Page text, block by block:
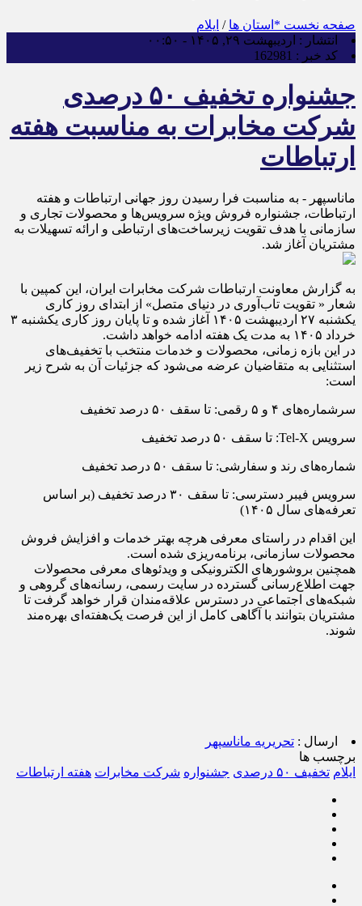
صفحه نخست *استان ها / ایلام
انتشار : اردیبهشت ۲۹, ۱۴۰۵ - ۰۰:۵۰
کد خبر : 162981
جشنواره تخفیف ۵۰ درصدی
شرکت مخابرات به مناسبت هفته
ارتباطات
ماناسپهر - به مناسبت فرا رسیدن روز جهانی ارتباطات و هفته
ارتباطات، جشنواره فروش ویژه سرویس‌ها و محصولات تجاری و
سازمانی با هدف تقویت زیرساخت‌های ارتباطی و ارائه تسهیلات به
مشتریان آغاز شد.
به گزارش معاونت ارتباطات شرکت مخابرات ایران، این کمپین با
شعار « تقویت تاب‌آوری در دنیای متصل» از ابتدای روز کاری
یکشنبه ۲۷ اردیبهشت ۱۴۰۵ آغاز شده و تا پایان روز کاری یکشنبه ۳
خرداد ۱۴۰۵ به مدت یک هفته ادامه خواهد داشت.
در این بازه زمانی، محصولات و خدمات منتخب با تخفیف‌های
استثنایی به متقاضیان عرضه می‌شود که جزئیات آن به شرح زیر
است:
سرشماره‌های ۴ و ۵ رقمی: تا سقف ۵۰ درصد تخفیف
سرویس Tel-X: تا سقف ۵۰ درصد تخفیف
شماره‌های رند و سفارشی: تا سقف ۵۰ درصد تخفیف
سرویس فیبر دسترسی: تا سقف ۳۰ درصد تخفیف (بر اساس
تعرفه‌های سال ۱۴۰۵)
این اقدام در راستای معرفی هرچه بهتر خدمات و افزایش فروش
محصولات سازمانی، برنامه‌ریزی شده است.
همچنین بروشورهای الکترونیکی و ویدئوهای معرفی محصولات
جهت اطلاع‌رسانی گسترده در سایت رسمی، رسانه‌های گروهی و
شبکه‌های اجتماعی در دسترس علاقه‌مندان قرار خواهد گرفت تا
مشتریان بتوانند با آگاهی کامل از این فرصت یک‌هفته‌ای بهره‌مند
شوند.
ارسال : تحریریه ماناسپهر
برچسب ها
ایلام تخفیف ۵۰ درصدی جشنواره شرکت مخابرات هفته ارتباطات